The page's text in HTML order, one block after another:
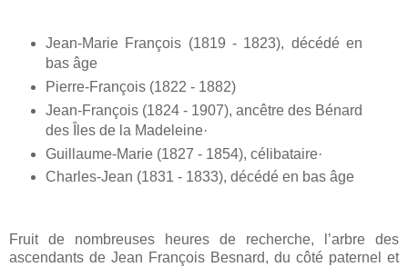
Jean-Marie François (1819 - 1823), décédé en
bas âge
Pierre-François (1822 - 1882)
Jean-François (1824 - 1907), ancêtre des Bénard
des Îles de la Madeleine·
Guillaume-Marie (1827 - 1854), célibataire·
Charles-Jean (1831 - 1833), décédé en bas âge
Fruit de nombreuses heures de recherche, l’arbre des
ascendants de Jean François Besnard, du côté paternel et